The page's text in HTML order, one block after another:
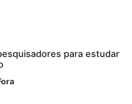
para estudar